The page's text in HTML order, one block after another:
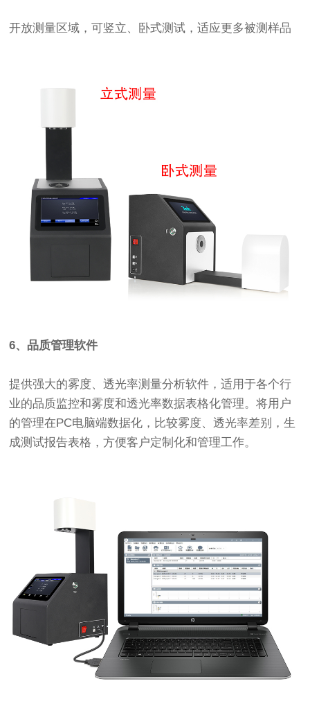
开放测量区域，可竖立、卧式测试，适应更多被测样品
6、品质管理软件
提供强大的雾度、透光率测量分析软件，适用于各个行
业的品质监控和雾度和透光率数据表格化管理。将用户
的管理在PC电脑端数据化，比较雾度、透光率差别，生
成测试报告表格，方便客户定制化和管理工作。